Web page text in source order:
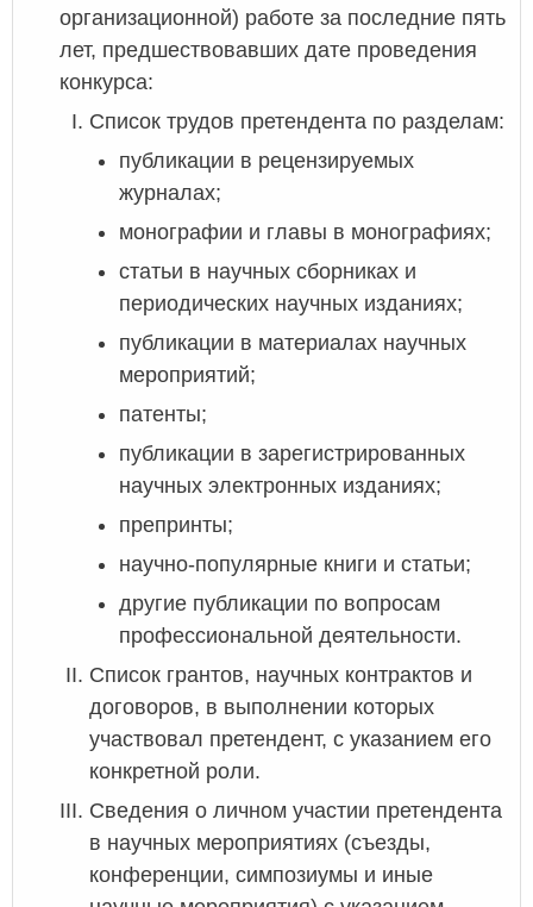
организационной) работе за последние пять
лет, предшествовавших дате проведения
конкурса:
Список трудов претендента по разделам:
публикации в рецензируемых
журналах;
монографии и главы в монографиях;
статьи в научных сборниках и
периодических научных изданиях;
публикации в материалах научных
мероприятий;
патенты;
публикации в зарегистрированных
научных электронных изданиях;
препринты;
научно-популярные книги и статьи;
другие публикации по вопросам
профессиональной деятельности.
Список грантов, научных контрактов и
договоров, в выполнении которых
участвовал претендент, с указанием его
конкретной роли.
Сведения о личном участии претендента
в научных мероприятиях (съезды,
конференции, симпозиумы и иные